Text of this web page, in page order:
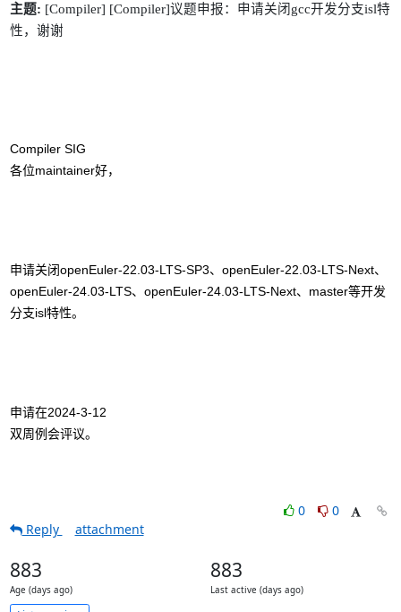
主题: [Compiler] [Compiler]议题申报：申请关闭gcc开发分支isl特
性，谢谢
各位maintainer好，
申请关闭openEuler-22.03-LTS-SP3、 openEuler-22.03-LTS-Next、
openEuler-24.03-LTS、 openEuler-24.03-LTS-Next、 master等开发
分支isl特性。
申请在
双周例会评议。
0
0
Reply
attachment
883
Age (days ago)
883
Last active (days ago)